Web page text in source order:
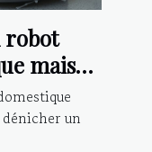
robot
mais
un